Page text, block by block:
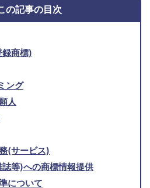
の記事の目次
商標)
ング
人
(サービス)
等)への商標情報提供
について